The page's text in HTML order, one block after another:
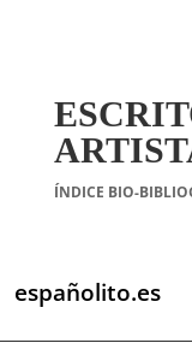
ÍNDICE BIO-
españolito.es